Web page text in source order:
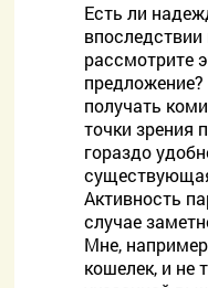
Есть ли
рассмотрите
получать
точки зрения
гораздо
Активность
случае
Мне,
кошелек, и не